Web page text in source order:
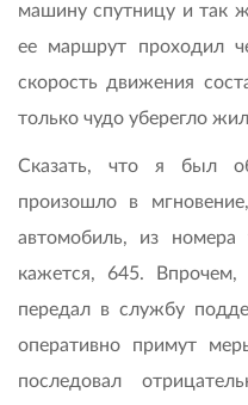
машину спутницу и так
ее маршрут проходил
скорость движения
только чудо уберегло
Сказать, что я был
произошло в
автомобиль, из
кажется, 645.
передал в службу
оперативно примут
последовал